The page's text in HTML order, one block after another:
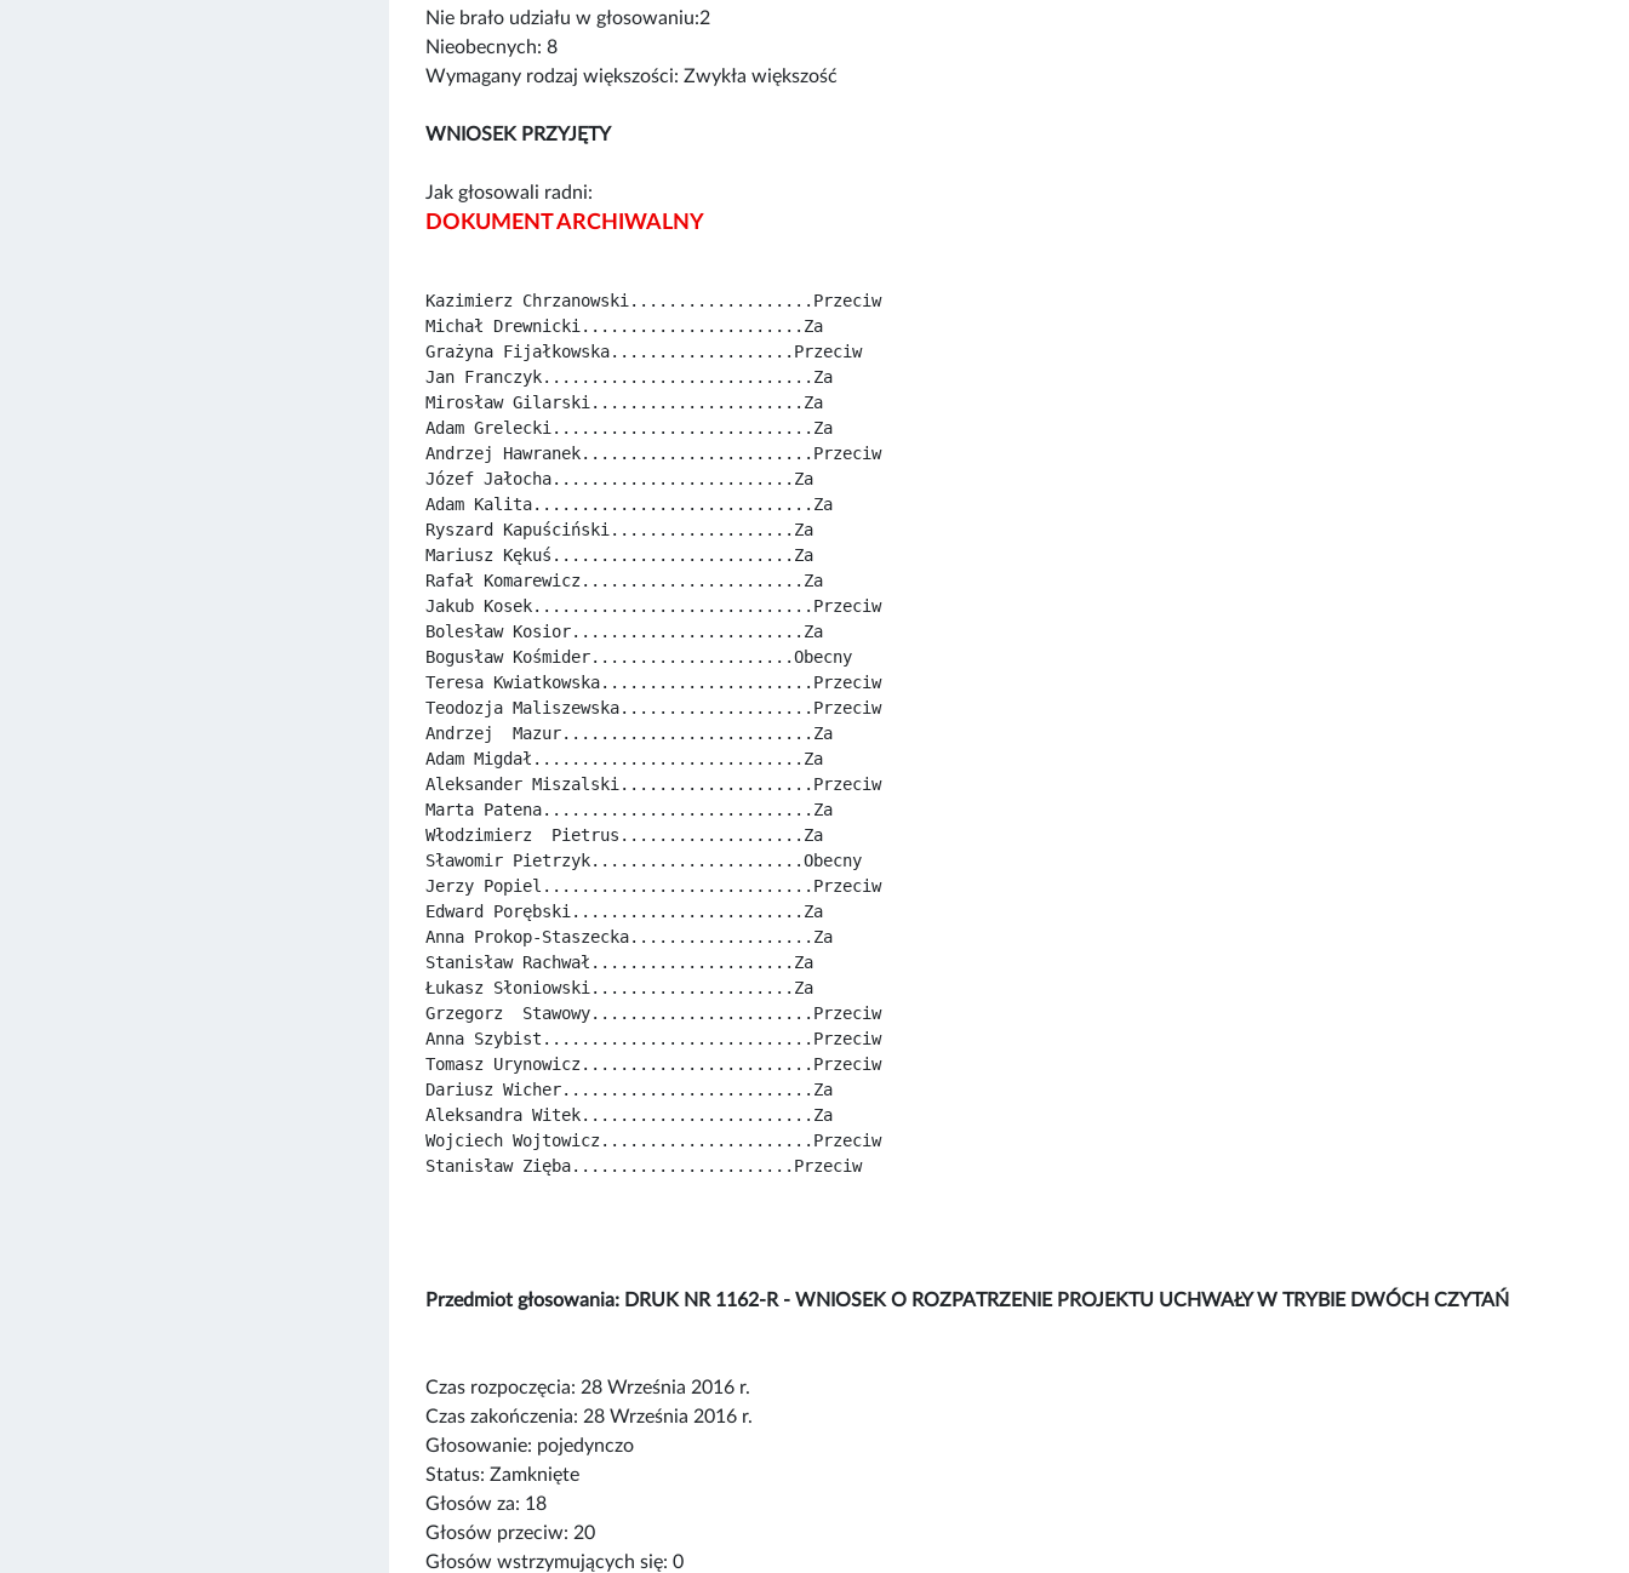
Nie brało udziału w głosowaniu:2
Nieobecnych: 8
Wymagany rodzaj większości: Zwykła większość
WNIOSEK PRZYJĘTY
Jak głosowali radni:
DOKUMENT ARCHIWALNY
Kazimierz Chrzanowski...................Przeciw
Michał Drewnicki.......................Za
Grażyna Fijałkowska...................Przeciw
Jan Franczyk............................Za
Mirosław Gilarski......................Za
Adam Grelecki...........................Za
Andrzej Hawranek........................Przeciw
Józef Jałocha.........................Za
Adam Kalita.............................Za
Ryszard Kapuściński...................Za
Mariusz Kękuś.........................Za
Rafał Komarewicz.......................Za
Jakub Kosek.............................Przeciw
Bolesław Kosior........................Za
Bogusław Kośmider.....................Obecny
Teresa Kwiatkowska......................Przeciw
Teodozja Maliszewska....................Przeciw
Andrzej  Mazur..........................Za
Adam Migdał............................Za
Aleksander Miszalski....................Przeciw
Marta Patena............................Za
Włodzimierz  Pietrus...................Za
Sławomir Pietrzyk......................Obecny
Jerzy Popiel............................Przeciw
Edward Porębski........................Za
Anna Prokop-Staszecka...................Za
Stanisław Rachwał.....................Za
Łukasz Słoniowski.....................Za
Grzegorz  Stawowy.......................Przeciw
Anna Szybist............................Przeciw
Tomasz Urynowicz........................Przeciw
Dariusz Wicher..........................Za
Aleksandra Witek........................Za
Wojciech Wojtowicz......................Przeciw
Stanisław Zięba.......................Przeciw
Przedmiot głosowania: DRUK NR 1162-R - WNIOSEK O ROZPATRZENIE PROJEKTU UCHWAŁY W TRYBIE DWÓCH CZYTAŃ
Czas rozpoczęcia: 28 Września 2016 r.
Czas zakończenia: 28 Września 2016 r.
Głosowanie: pojedynczo
Status: Zamknięte
Głosów za: 18
Głosów przeciw: 20
Głosów wstrzymujących się: 0